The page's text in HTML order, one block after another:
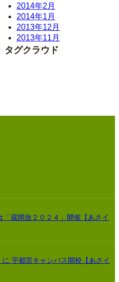
2014年2月
2014年1月
2013年12月
2013年11月
タグクラウド
「蔵開放２０２４」開催【あさイ
宇都宮キャンパス開校【あさイ